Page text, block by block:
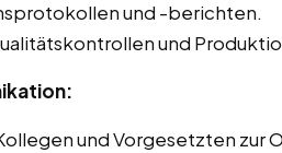
und -berichten.
und
und Vorgesetzten zur